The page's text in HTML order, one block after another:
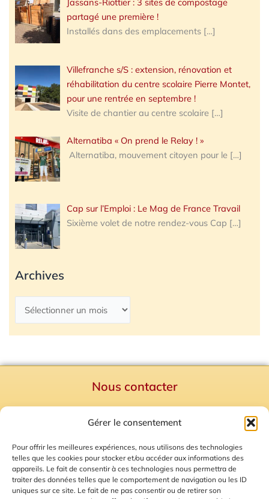
Gérer le consentement
Pour offrir les meilleures expériences, nous utilisons des technologies
telles que les cookies pour stocker et/ou accéder aux informations des
appareils. Le fait de consentir à ces technologies nous permettra de
traiter des données telles que le comportement de navigation ou les ID
uniques sur ce site. Le fait de ne pas consentir ou de retirer son
partagé une première !
Installés dans des emplacements […]
Villefranche s/S : extension, rénovation et
réhabilitation du centre scolaire Pierre Montet,
pour une rentrée en septembre !
Visite de chantier au centre scolaire […]
Alternatiba « On prend le Relay ! »
Alternatiba, mouvement citoyen pour le […]
Cap sur l’Emploi : Le Mag de France Travail
Sixième volet de notre rendez-vous Cap […]
Archives
Nous contacter
Mentions Légales
Plan du site
Gestion des Cookies